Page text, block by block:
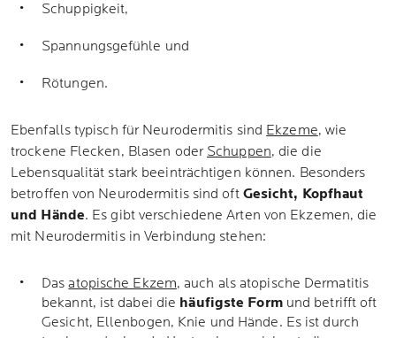
Schuppigkeit,
Spannungsgefühle und
Rötungen.
Ebenfalls typisch für Neurodermitis sind Ekzeme, wie
trockene Flecken, Blasen oder Schuppen, die die
Lebensqualität stark beeinträchtigen können. Besonders
betroffen von Neurodermitis sind oft Gesicht, Kopfhaut
und Hände. Es gibt verschiedene Arten von Ekzemen, die
mit Neurodermitis in Verbindung stehen:
Dasatopische Ekzem, auch als atopische Dermatitis
bekannt, ist dabei die häufigste Formund betrifft oft
Gesicht, Ellenbogen, Knie und Hände. Es ist durch